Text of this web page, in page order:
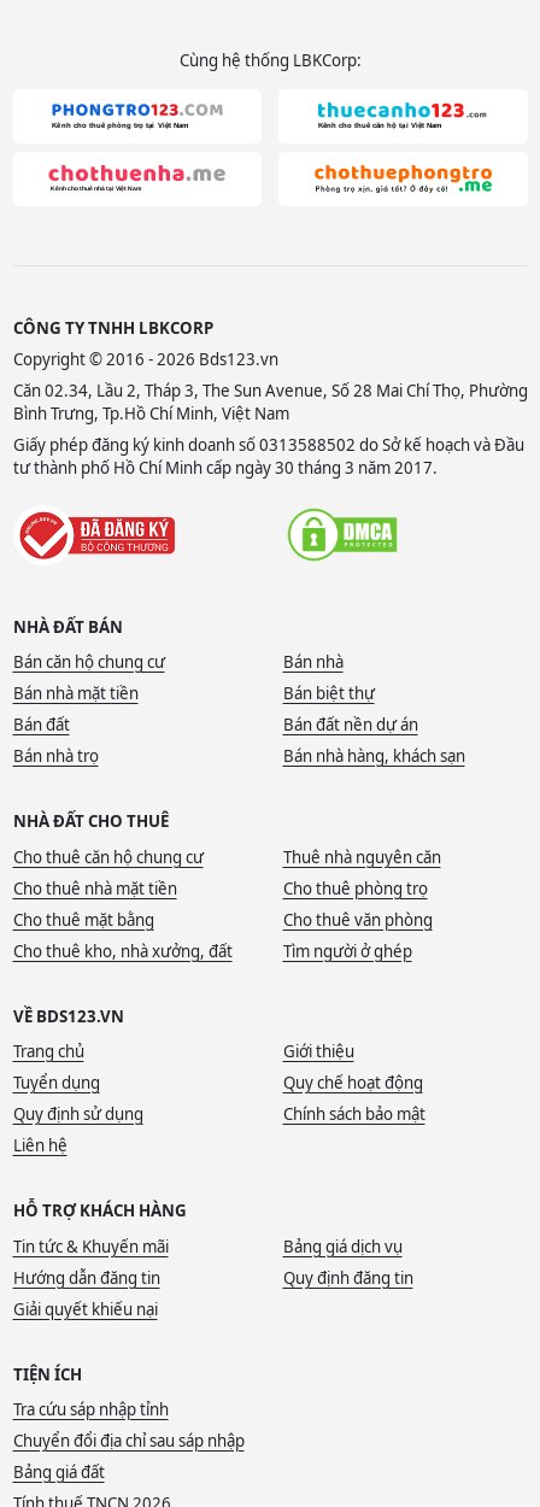
Cùng hệ thống LBKCorp:
CÔNG TY TNHH LBKCORP
Copyright © 2016 - 2026 Bds123.vn
Căn 02.34, Lầu 2, Tháp 3, The Sun Avenue, Số 28 Mai Chí Thọ, Phường
Bình Trưng, Tp.Hồ Chí Minh, Việt Nam
Giấy phép đăng ký kinh doanh số 0313588502 do Sở kế hoạch và Đầu
tư thành phố Hồ Chí Minh cấp ngày 30 tháng 3 năm 2017.
NHÀ ĐẤT BÁN
Bán căn hộ chung cư
Bán nhà
Bán nhà mặt tiền
Bán biệt thự
Bán đất
Bán đất nền dự án
Bán nhà trọ
Bán nhà hàng, khách sạn
NHÀ ĐẤT CHO THUÊ
Cho thuê căn hộ chung cư
Thuê nhà nguyên căn
Cho thuê nhà mặt tiền
Cho thuê phòng trọ
Cho thuê mặt bằng
Cho thuê văn phòng
Cho thuê kho, nhà xưởng, đất
Tìm người ở ghép
VỀ BDS123.VN
Trang chủ
Giới thiệu
Tuyển dụng
Quy chế hoạt động
Quy định sử dụng
Chính sách bảo mật
Liên hệ
HỖ TRỢ KHÁCH HÀNG
Tin tức & Khuyến mãi
Bảng giá dịch vụ
Hướng dẫn đăng tin
Quy định đăng tin
Giải quyết khiếu nại
TIỆN ÍCH
Tra cứu sáp nhập tỉnh
Chuyển đổi địa chỉ sau sáp nhập
Bảng giá đất